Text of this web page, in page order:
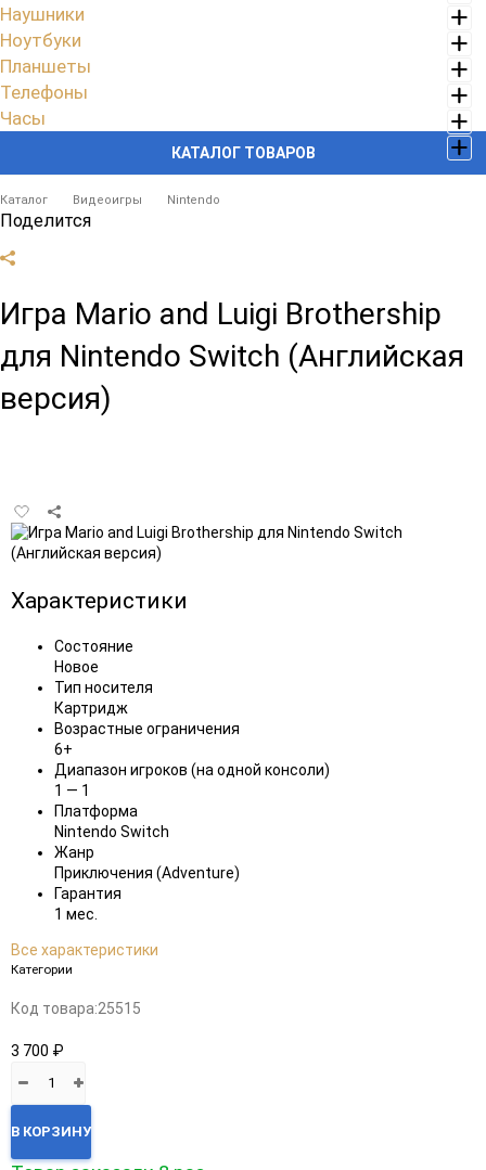
КАТАЛОГ ТОВАРОВ
Наушники
Ноутбуки
Планшеты
Телефоны
Часы
Каталог Видеоигры Nintendo
Поделится
Игра Mario and Luigi Brothership
для Nintendo Switch (Английская
версия)
Добавить
в
избранное
Характеристики
Состояние
Новое
Тип носителя
Картридж
Возрастные ограничения
6+
Диапазон игроков (на одной консоли)
1 — 1
Платформа
Nintendo Switch
Жанр
Приключения (Adventure)
Гарантия
1 мес.
Все характеристики
Категории
Код товара:25515
3 700 ₽
В КОРЗИНУ